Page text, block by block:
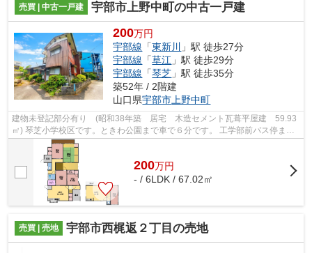
売買 | 中古一戸建 宇部市上野中町の中古一戸建
200万円
宇部線 「東新川
」駅 徒歩27分
宇部線 「草江 」駅 徒歩29分
宇部線 「琴芝 」駅 徒歩35分
築52年 / 2階建
山口県宇部市上野中町
建物未登記部分有り (昭和38年築 居宅 木造セメント瓦葺平屋建 59.93
㎡) 琴芝小学校区です。ときわ公園まで車で６分です。 工学部前バス停まで
徒歩9分です。 ご不明な点等ございま...
200万円
- / 6LDK / 67.02㎡
売買 | 売地 宇部市西梶返２丁目の売地